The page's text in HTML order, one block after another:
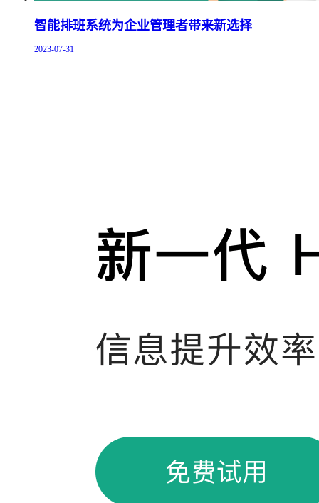
智能排班系统为企业管理者带来新选择
2023-07-31